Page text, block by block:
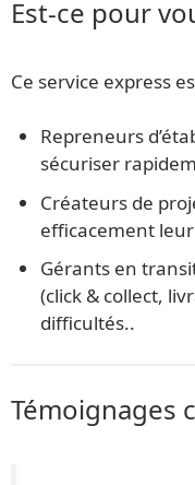
Est-ce pour
Ce service express
Repreneurs
sécuriser
Créateurs de
efficacement
Gérants en
(click & collect,
difficultés..
Témoignages